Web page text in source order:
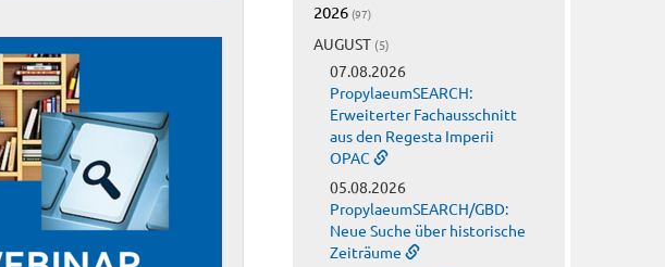
2026 (97)
AUGUST (5)
07.08.2026
PropylaeumSEARCH:
Erweiterter Fachausschnitt
aus den Regesta Imperii
OPAC
05.08.2026
PropylaeumSEARCH/GBD:
Neue Suche über historische
Zeiträume